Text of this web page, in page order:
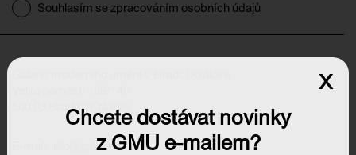
Souhlasím se zpracováním osobních údajů
500 03 Hradec Králové
info@galeriehk.cz
Chcete dostávat novinky
z GMU e-mailem?
x